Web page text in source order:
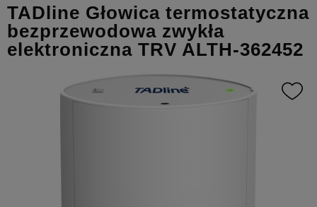
TADline Głowica termostatyczna
bezprzewodowa zwykła
elektroniczna TRV ALTH-362452